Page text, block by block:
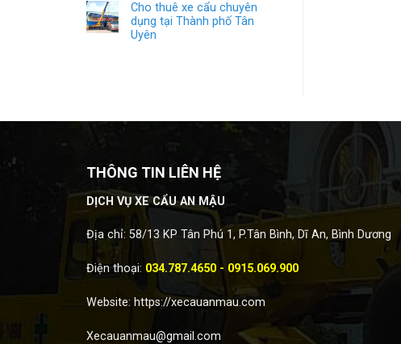
Cho thuê xe cẩu chuyên
dụng tại Thành phố Tân
Uyên
THÔNG TIN LIÊN HỆ
DỊCH VỤ XE CẨU AN MẬU
Địa chỉ: 58/13 KP Tân Phú 1, P.Tân Bình, Dĩ An, Bình Dương
Điện thoại: 034.787.4650 - 0915.069.900
Website: https://xecauanmau.com
Xecauanmau@gmail.com